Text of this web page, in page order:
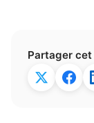
Partager